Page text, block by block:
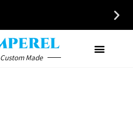
לקבלת ייעוץ חינם חייגו עכשיו - 058-7401300
Custom Made